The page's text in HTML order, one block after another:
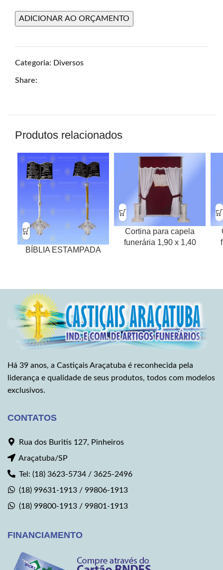
ADICIONAR AO ORÇAMENTO
Categoria: Diversos
Share:
Produtos relacionados
BÍBLIA ESTAMPADA
Cortina para capela
funerária 1,90 x 1,40
Há 39 anos, a Castiçais Araçatuba é reconhecida pela
liderança e qualidade de seus produtos, todos com modelos
exclusivos.
CONTATOS
Rua dos Buritis 127, Pinheiros
Araçatuba/SP
Tel: (18) 3623-5734 / 3625-2496
(18) 99631-1913 / 99806-1913
(18) 99800-1913 / 99801-1913
FINANCIAMENTO